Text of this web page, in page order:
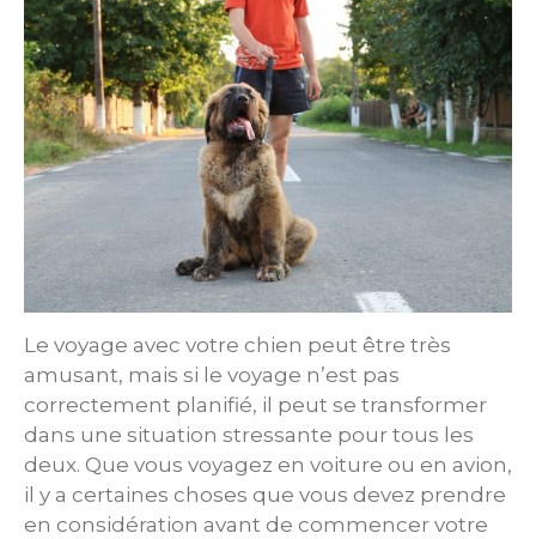
Le voyage avec votre chien peut être très
amusant, mais si le voyage n’est pas
correctement planifié, il peut se transformer
dans une situation stressante pour tous les
deux. Que vous voyagez en voiture ou en avion,
il y a certaines choses que vous devez prendre
en considération avant de commencer votre